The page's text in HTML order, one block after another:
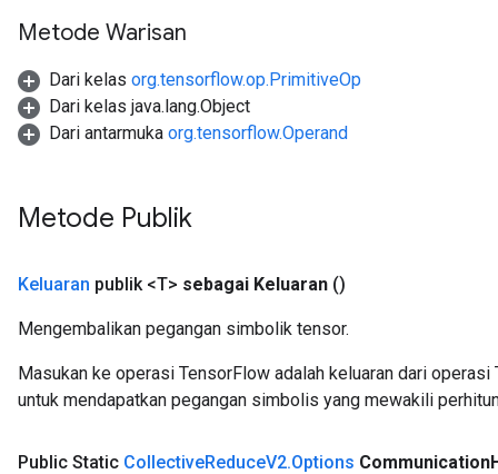
Metode Warisan
Dari kelas org.tensorflow.op.PrimitiveOp
Dari kelas java.lang.Object
Dari antarmuka org.tensorflow.Operand
Metode Publik
Keluaran publik <T> sebagai Keluaran ()
Mengembalikan pegangan simbolik tensor.
Masukan ke operasi TensorFlow adalah keluaran dari
untuk mendapatkan pegangan simbolis yang mewakili
Public Static CollectiveReduceV2.Options Communication